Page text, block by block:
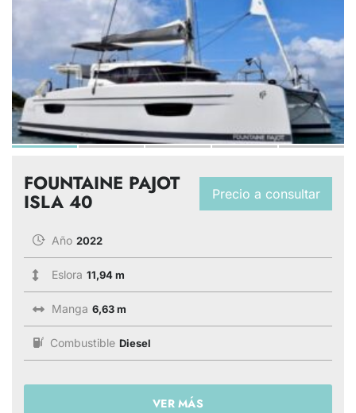
Precio a consultar
FOUNTAINE PAJOT
ISLA 40
Año 2022
Eslora 11,94 m
Manga 6,63 m
Combustible Diesel
VER MÁS